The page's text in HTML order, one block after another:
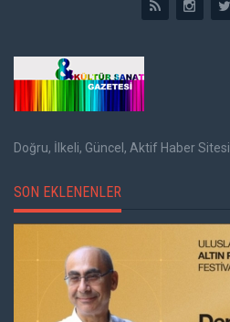
Doğru, İlkeli, Güncel, Aktif Haber Sitesi
SON EKLENENLER